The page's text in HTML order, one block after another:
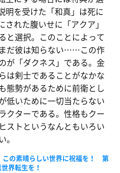
明を受けた「和真」は死に
された腹いせに「アクア」
と選択。このことによって
だ彼は知らない……この作
が「ダクネス」である。金
は剣士であることがなかな
態勢があるために前衛とし
低いために一切当たらない
クターである。性格もクー
ストというなんともいろい
の素晴らしい世界に祝福を！ 第
界転生を！